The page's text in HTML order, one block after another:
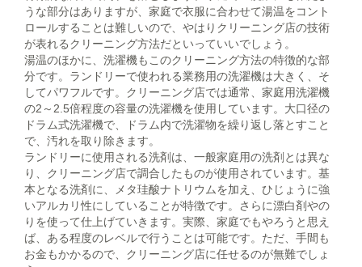
うな部分はありますが、家庭で衣服に合わせて湯温をコント
ロールすることは難しいので、やはりクリーニング店の技術
が表れるクリーニング方法だといっていいでしょう。
湯温のほかに、洗濯機もこのクリーニング方法の特徴的な部
分です。ランドリーで使われる業務用の洗濯機は大きく、そ
してパワフルです。クリーニング店では通常、家庭用洗濯機
の2～2.5倍程度の容量の洗濯機を使用しています。大口径の
ドラム式洗濯機で、ドラム内で洗濯物を繰り返し落とすこと
で、汚れを取り除きます。
ランドリーに使用される洗剤は、一般家庭用の洗剤とは異な
り、クリーニング店で調合したものが使用されています。基
本となる洗剤に、メタ珪酸ナトリウムを加え、ひじょうに強
いアルカリ性にしていることが特徴です。さらに漂白剤やの
りを使って仕上げていきます。実際、家庭でもやろうと思え
ば、ある程度のレベルで行うことは可能です。ただ、手間も
お金もかかるので、クリーニング店に任せるのが無難でしょ